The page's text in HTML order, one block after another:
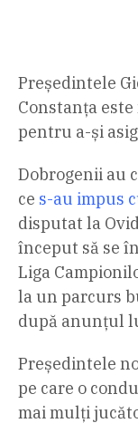
Președintele
Constanța
pentru a-și
Dobrogenii au
ce s-au impus
disputat la
început să se
Liga
la un parcurs
după anunțul
Președintele
pe care o
mai mulți